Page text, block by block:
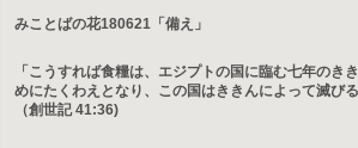
みことばの花180621「備え」
「こうすれば食糧は、エジプトの国に臨む七年のき
めにたくわえとなり、この国はききんによって滅び
（創世記 41:36)